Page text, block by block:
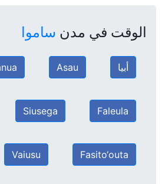
الوقت في مدن ساموا
أبيا Asau
Faleula
Siusega
Fasito‘outa
Vaiusu